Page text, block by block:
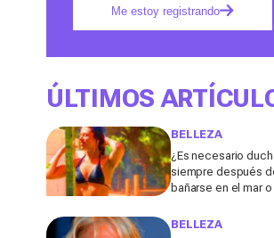
Me estoy registrando
ÚLTIMOS
BELLEZA
¿Es necesario
siempre después
bañarse en el mar o
lo explica
BELLEZA